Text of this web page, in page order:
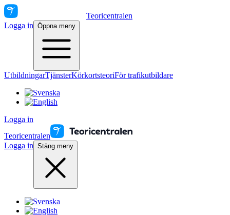
Teoricentralen
Logga in Öppna meny
UtbildningarTjänsterKörkortsteoriFör trafikutbildare
Logga in
Teoricentralen
Logga in Stäng meny